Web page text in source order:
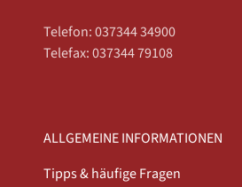
Telefon: 037344 34900
Telefax: 037344 79108
ALLGEMEINE INFORMATIONEN
Tipps & häufige Fragen